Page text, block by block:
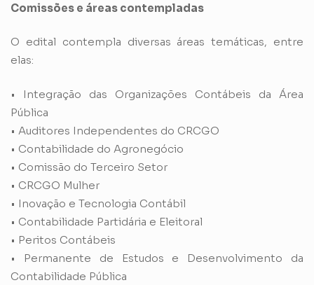
Comissões e áreas contempladas
O edital contempla diversas áreas temáticas, entre
elas:
• Integração das Organizações Contábeis da Área
Pública
• Auditores Independentes do CRCGO
• Contabilidade do Agronegócio
• Comissão do Terceiro Setor
• CRCGO Mulher
• Inovação e Tecnologia Contábil
• Contabilidade Partidária e Eleitoral
• Peritos Contábeis
• Permanente de Estudos e Desenvolvimento da
Contabilidade Pública